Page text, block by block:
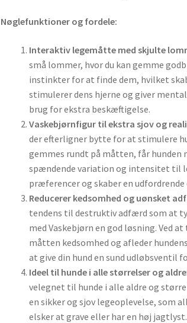
Nøglefunktioner og fordele:
Interaktiv legemåtte med skjulte
små lommer, hvor du kan gemme
instinkter for at finde dem, hvilket
stimulerer dens hjerne og giver
brug for ekstra beskæftigelse.
Vaskebjørnfigur til ekstra sjov og
der efterligner bytte for at stimulere
gemmes rundt på måtten, får hunden
spændende variation og intensitet til
præferencer og skaber en udfordrende
Reducerer kedsomhed og uønsket
tendens til destruktiv adfærd som at
med Vaskebjørn en god løsning. Ved
måtten kedsomhed og afleder
at give din hund en sund udløbsventil
Ideel til hunde i alle størrelser og aldre
velegnet til hunde i alle aldre og
en sikker og sjov legeoplevelse, som
elsker at grave eller har en høj jagtlyst.